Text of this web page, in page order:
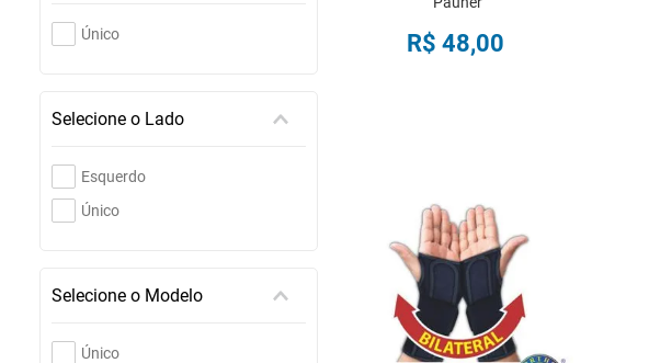
Único
Selecione o Lado
Esquerdo
Único
Selecione o Modelo
Único
R$ 48,00